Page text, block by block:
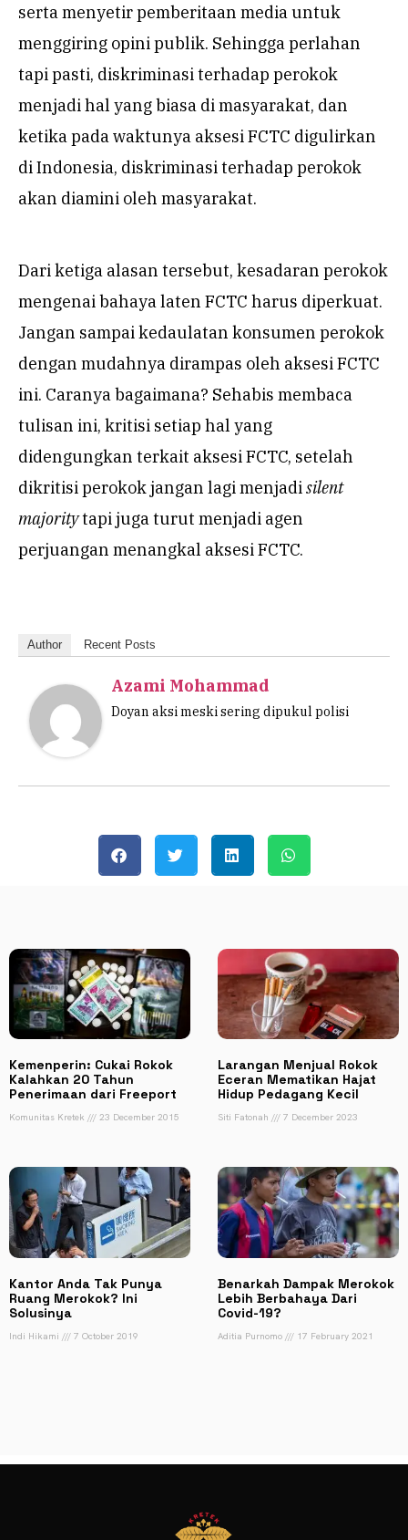
serta menyetir pemberitaan media untuk
menggiring opini publik. Sehingga perlahan
tapi pasti, diskriminasi terhadap perokok
menjadi hal yang biasa di masyarakat, dan
ketika pada waktunya aksesi FCTC digulirkan
di Indonesia, diskriminasi terhadap perokok
akan diamini oleh masyarakat.
Dari ketiga alasan tersebut, kesadaran perokok
mengenai bahaya laten FCTC harus diperkuat.
Jangan sampai kedaulatan konsumen perokok
dengan mudahnya dirampas oleh aksesi FCTC
ini. Caranya bagaimana? Sehabis membaca
tulisan ini, kritisi setiap hal yang
didengungkan terkait aksesi FCTC, setelah
dikritisi perokok jangan lagi menjadisilent
majoritytapi juga turut menjadi agen
perjuangan menangkal aksesi FCTC.
Author Recent Posts
Azami Mohammad
Doyan aksi meski sering dipukul polisi
Kemenperin: Cukai Rokok
Kalahkan 20 Tahun
Penerimaan dari Freeport
Komunitas Kretek 23 December 2015
Larangan Menjual Rokok
Eceran Mematikan Hajat
Hidup Pedagang Kecil
Siti Fatonah 7 December 2023
Kantor Anda Tak Punya
Ruang Merokok? Ini
Solusinya
Indi Hikami 7 October 2019
Benarkah Dampak Merokok
Lebih Berbahaya Dari
Covid-19?
Aditia Purnomo 17 February 2021